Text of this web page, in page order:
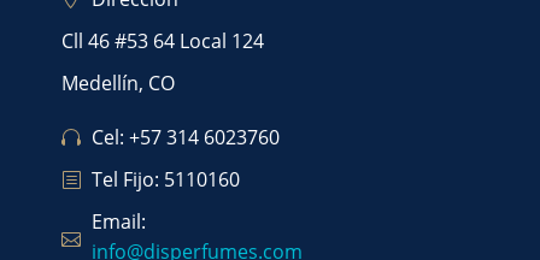
Cll 46 #53 64 Local 124
Medellín, CO
Cel: +57 314 6023760
Tel Fijo: 5110160
Email:
info@disperfumes.com